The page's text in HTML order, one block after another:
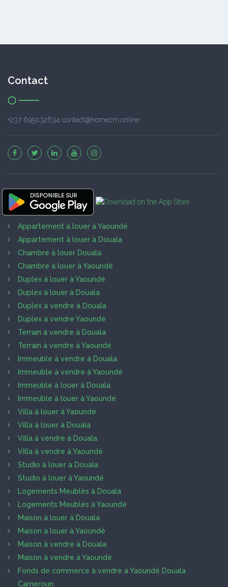
Contact
+237 695032634 contact@homecm.online
Appartement à louer à Yaoundé
Appartement à louer à Douala
Chambre à louer Douala
Chambre à louer à Yaoundé
Duplex à louer à Yaoundé
Duplex à louer à Douala
Duplex à vendre à Douala
Duplex à vendre Yaoundé
Terrain à vendre à Douala
Terrain à vendre à Yaoundé
Immeuble à vendre à Douala
Immeuble à vendre à Yaoundé
Immeuble à louer à Douala
Immeuble à louer à Yaoundé
Villa à louer à Yaoundé
Villa à louer à Douala
Villa à vendre à Douala
Villa à vendre à Yaoundé
Studio à louer à Douala
Studio à louer à Yaoundé
Logements Meublés à Douala
Logements Meublés à Yaoundé
Maison à louer à Douala
Maison à louer à Yaoundé
Maison à vendre à Douala
Maison à vendre à Yaoundé
Fonds de commerce à vendre à Yaoundé Douala
Cameroun